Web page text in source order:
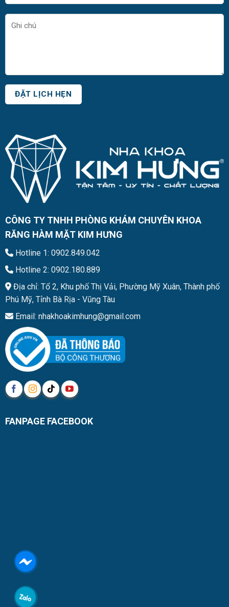
CÔNG TY TNHH PHÒNG KHÁM CHUYÊN KHOA
RĂNG HÀM MẶT KIM HƯNG
Hotline 1: 0902.849.042
Hotline 2: 0902.180.889
Địa chỉ: Tổ 2, Khu phố Thị Vải, Phường Mỹ Xuân, Thành phố
Phú Mỹ, Tỉnh Bà Rịa - Vũng Tàu
Email: nhakhoakimhung@gmail.com
FANPAGE FACEBOOK